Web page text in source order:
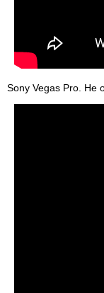
Sony Vegas Pro. Не